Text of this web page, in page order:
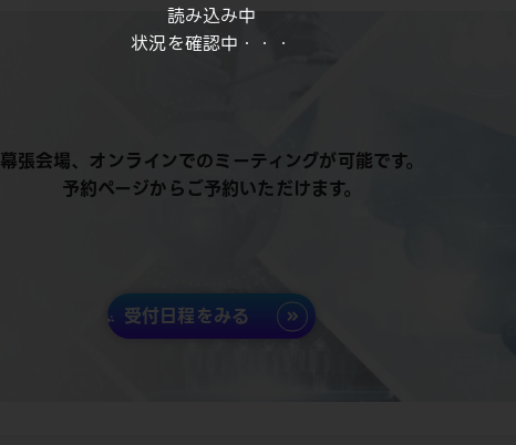
読み込み中
状況を確認中・・・
幕張会場、オンラインでのミーティングが可能です。
予約ページからご予約いただけます。
受付日程をみる